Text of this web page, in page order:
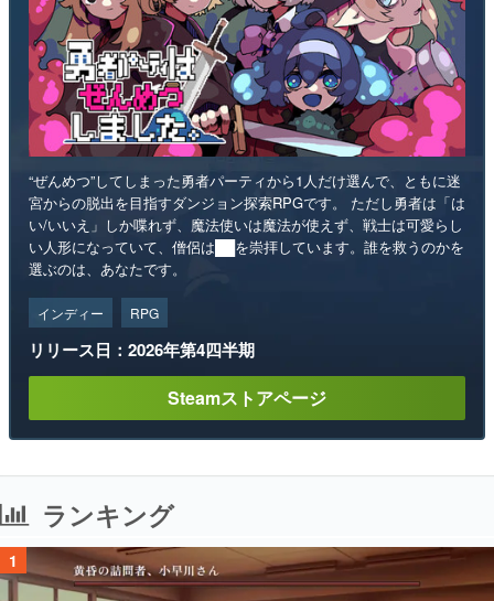
“ぜんめつ”してしまった勇者パーティから1人だけ選んで、ともに迷
宮からの脱出を目指すダンジョン探索RPGです。 ただし勇者は「は
い/いいえ」しか喋れず、魔法使いは魔法が使えず、戦士は可愛らし
い人形になっていて、僧侶は██を崇拝しています。誰を救うのかを
選ぶのは、あなたです。
インディー RPG
リリース日：2026年第4四半期
Steamストアページ
ランキング
1